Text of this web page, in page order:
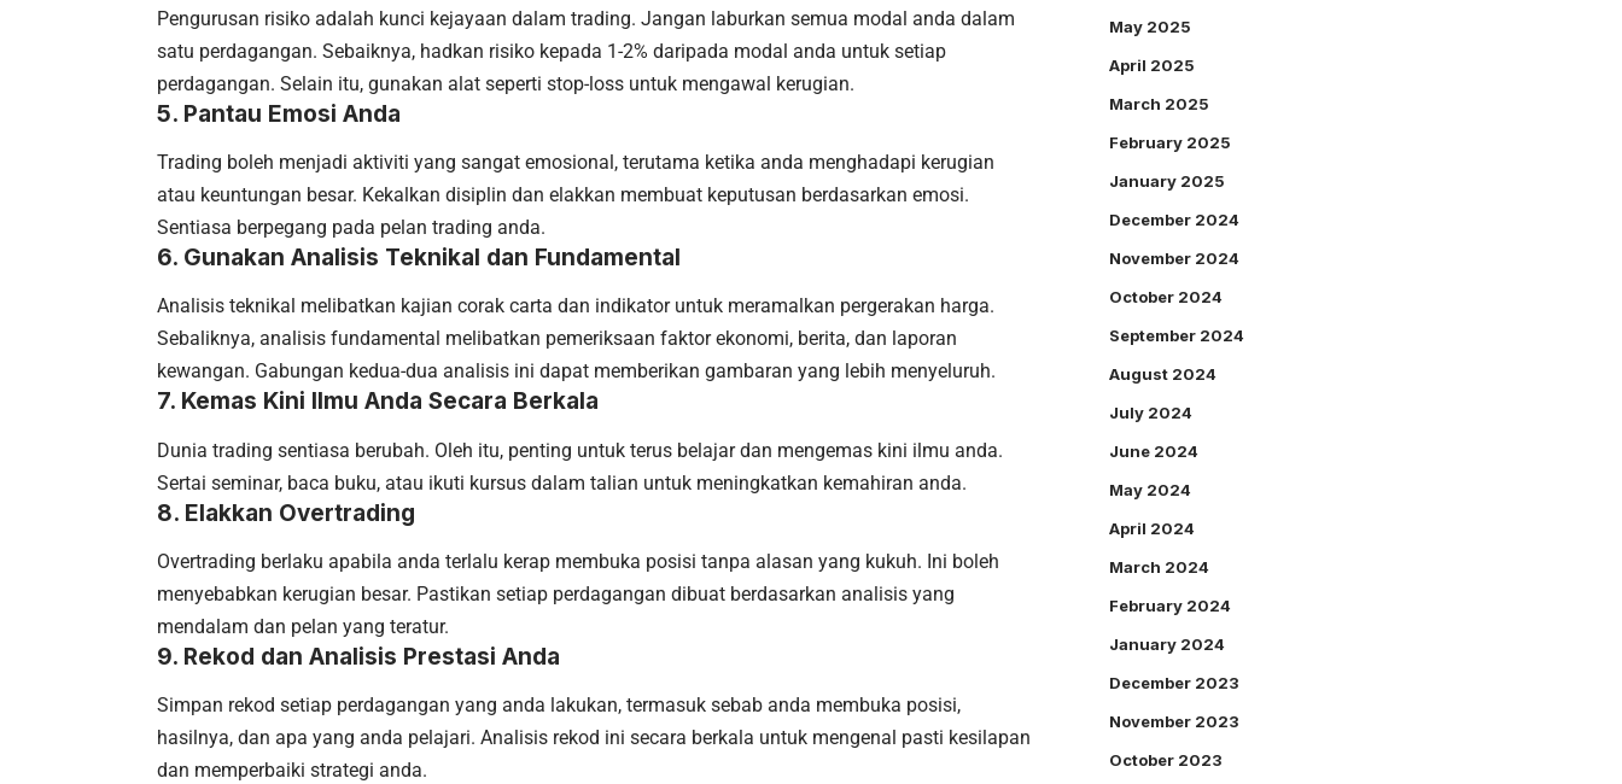
Pengurusan risiko adalah kunci kejayaan dalam trading. Jangan laburkan semua modal anda dalam
satu perdagangan. Sebaiknya, hadkan risiko kepada 1-2% daripada modal anda untuk setiap
perdagangan. Selain itu, gunakan alat seperti stop-loss untuk mengawal kerugian.
5. Pantau Emosi Anda
Trading boleh menjadi aktiviti yang sangat emosional, terutama ketika anda menghadapi kerugian
atau keuntungan besar. Kekalkan disiplin dan elakkan membuat keputusan berdasarkan emosi.
Sentiasa berpegang pada pelan trading anda.
6. Gunakan Analisis Teknikal dan Fundamental
Analisis teknikal melibatkan kajian corak carta dan indikator untuk meramalkan pergerakan harga.
Sebaliknya, analisis fundamental melibatkan pemeriksaan faktor ekonomi, berita, dan laporan
kewangan. Gabungan kedua-dua analisis ini dapat memberikan gambaran yang lebih menyeluruh.
7. Kemas Kini Ilmu Anda Secara Berkala
Dunia trading sentiasa berubah. Oleh itu, penting untuk terus belajar dan mengemas kini ilmu anda.
Sertai seminar, baca buku, atau ikuti kursus dalam talian untuk meningkatkan kemahiran anda.
8. Elakkan Overtrading
Overtrading berlaku apabila anda terlalu kerap membuka posisi tanpa alasan yang kukuh. Ini boleh
menyebabkan kerugian besar. Pastikan setiap perdagangan dibuat berdasarkan analisis yang
mendalam dan pelan yang teratur.
9. Rekod dan Analisis Prestasi Anda
Simpan rekod setiap perdagangan yang anda lakukan, termasuk sebab anda membuka posisi,
hasilnya, dan apa yang anda pelajari. Analisis rekod ini secara berkala untuk mengenal pasti kesilapan
dan memperbaiki strategi anda.
May 2025
April 2025
March 2025
February 2025
January 2025
December 2024
November 2024
October 2024
September 2024
August 2024
July 2024
June 2024
May 2024
April 2024
March 2024
February 2024
January 2024
December 2023
November 2023
October 2023